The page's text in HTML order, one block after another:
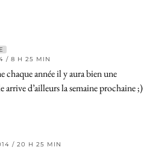
/ 8 H 25 MIN
chaque année il y aura bien une
d’ailleurs la semaine prochaine ;)
/ 20 H 25 MIN